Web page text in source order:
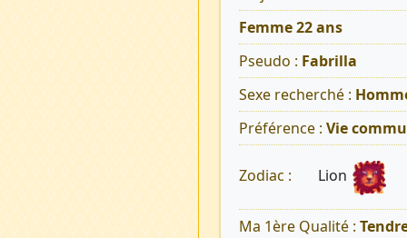
Femme 22 ans
Pseudo : Fabrilla
Sexe recherché :
Préférence : Vie
Zodiac : Lion
Ma 1ère Qualité :